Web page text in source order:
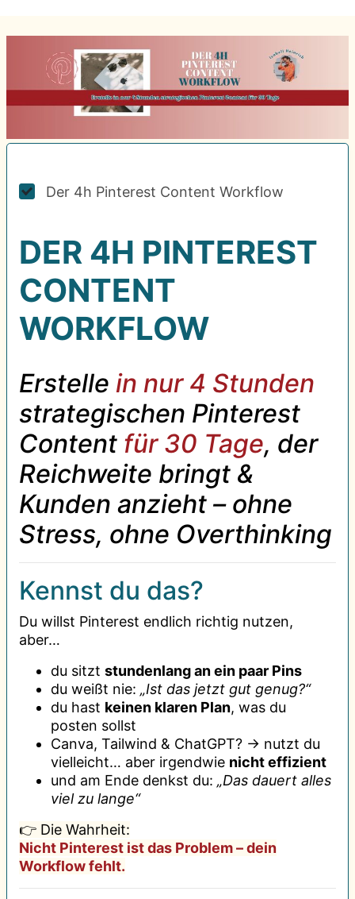
Der 4h Pinterest Content Workflow
DER 4H PINTEREST
CONTENT
WORKFLOW
Erstelle in nur 4 Stunden
strategischen Pinterest
Content für 30 Tage, der
Reichweite bringt &
Kunden anzieht – ohne
Stress, ohne Overthinking
Kennst du das?
Du willst Pinterest endlich richtig nutzen,
aber…
du sitzt stundenlang an ein paar Pins
du weißt nie: „Ist das jetzt gut genug?“
du hast keinen klaren Plan, was du
posten sollst
Canva, Tailwind & ChatGPT? → nutzt du
vielleicht… aber irgendwie nicht effizient
und am Ende denkst du: „Das dauert alles
viel zu lange“
👉 Die Wahrheit:
Nicht Pinterest ist das Problem – dein
Workflow fehlt.